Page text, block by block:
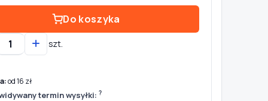
Do koszyka
szt.
od 16 zł
termin wysyłki: ?